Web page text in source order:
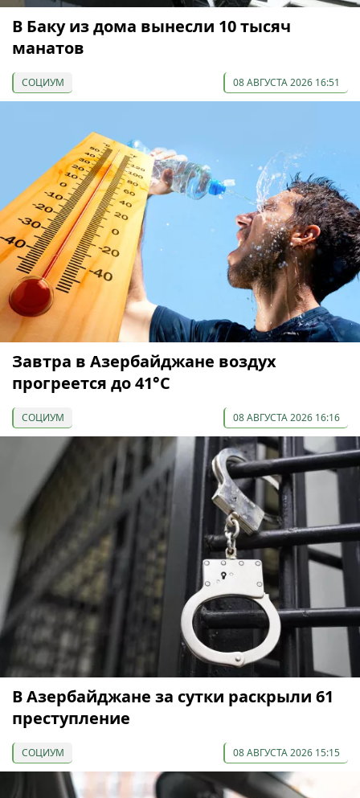
В Баку из дома вынесли 10 тысяч
манатов
СОЦИУМ 08 АВГУСТА 2026 16:51
Завтра в Азербайджане воздух
прогреется до 41°С
СОЦИУМ 08 АВГУСТА 2026 16:16
В Азербайджане за сутки раскрыли 61
преступление
СОЦИУМ 08 АВГУСТА 2026 15:15